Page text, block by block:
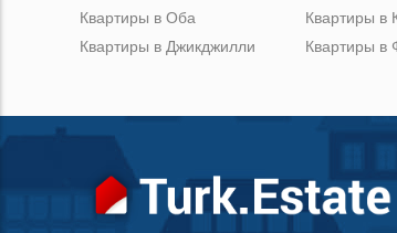
Квартиры в Оба
Квартиры в Джикджилли
Квартиры в
Квартиры в